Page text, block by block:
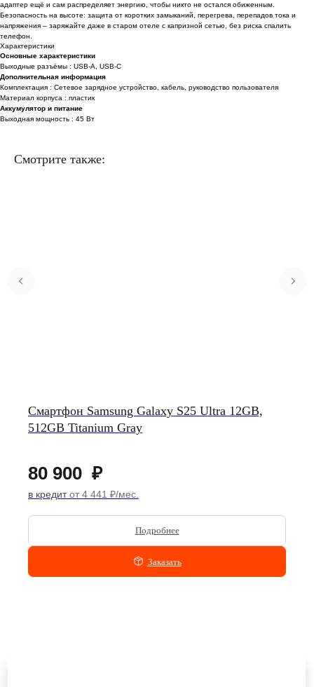
адаптер ещё и сам распределяет энергию, чтобы никто не остался обиженным.
Безопасность на высоте: защита от коротких замыканий, перегрева, перепадов тока и
напряжения – заряжайте даже в старом отеле с капризной сетью, без риска спалить
телефон.
Характеристики
Основные характеристики
Выходные разъёмы : USB-A, USB-C
Дополнительная информация
Комплектация : Сетевое зарядное устройство, кабель, руководство пользователя
Материал корпуса : пластик
Аккумулятор и питание
Выходная мощность : 45 Вт
Смотрите также:
Смартфон Samsung Galaxy S25 Ultra 12GB,
512GB Titanium Gray
80 900 ₽
в кредитот 4 441 ₽/мес.
Подробнее
Заказать